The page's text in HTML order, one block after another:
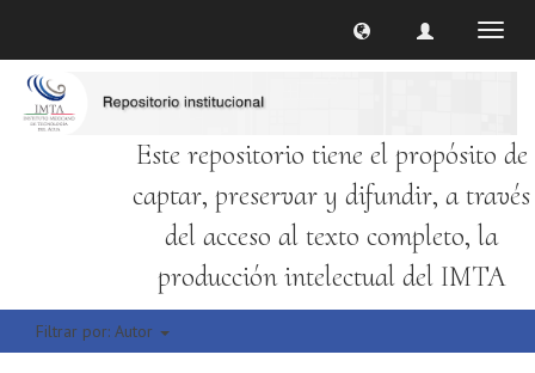
Este repositorio tiene el propósito de
captar, preservar y difundir, a través
del acceso al texto completo, la
producción intelectual del IMTA
Filtrar por: Autor